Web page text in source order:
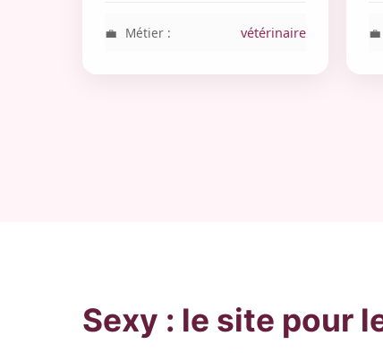
Métier : vétérinaire
Sexy : le site pour